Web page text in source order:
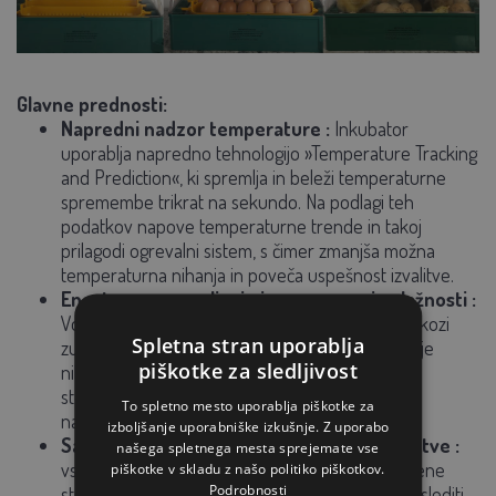
Glavne prednosti:
Napredni nadzor temperature : Inkubator
uporablja napredno tehnologijo »Temperature Tracking
and Prediction«, ki spremlja in beleži temperaturne
spremembe trikrat na sekundo. Na podlagi teh
podatkov napove temperaturne trende in takoj
prilagodi ogrevalni sistem, s čimer zmanjša možna
temperaturna nihanja in poveča uspešnost izvalitve.
Enostavno spremljanje in uravnavanje vlažnosti :
Vodo je mogoče enostavno doliti neposredno skozi
zunanjo posodo, kar je zelo priročno in zmanjšuje
nihanje vlažnosti. Zaslon prikazuje tudi trenutno
stopnjo vlažnosti, tako da jo imate vedno pod
nadzorom.
Samodejno vrtenje jajc s funkcijo zaustavitve :
vsakih 60 minut inkubator nežno nagne jajca z ene
Spletna stran uporablja
piškotke za sledljivost
To spletno mesto uporablja piškotke za
izboljšanje uporabniške izkušnje. Z uporabo
našega spletnega mesta sprejemate vse
piškotke v skladu z našo politiko piškotkov.
Podrobnosti